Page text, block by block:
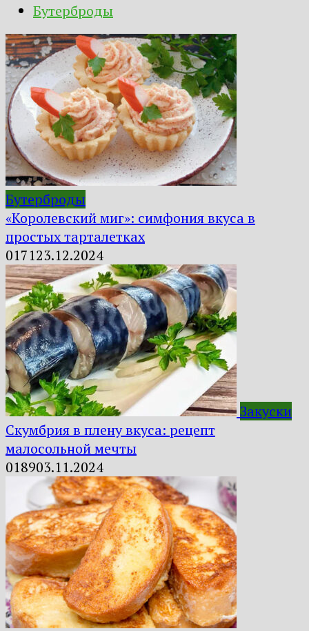
Бутерброды
Бутерброды
«Королевский миг»: симфония вкуса в
простых тарталетках
017123.12.2024
Закуски
Скумбрия в плену вкуса: рецепт
малосольной мечты
018903.11.2024